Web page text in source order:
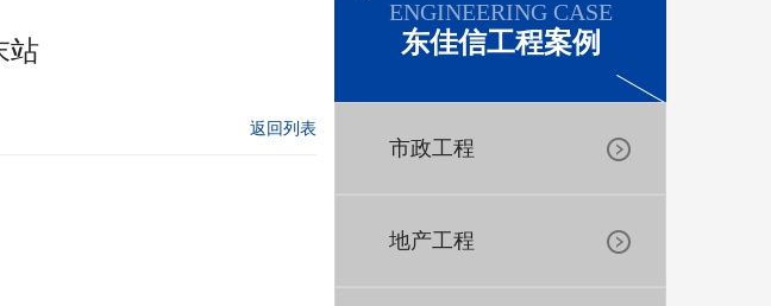
站
返回列表
ENGINEERING CASE
东佳信工程案例
市政工程
地产工程